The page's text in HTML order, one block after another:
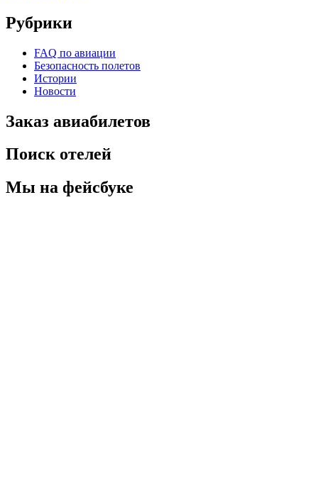
Рубрики
FAQ по авиации
Безопасность полетов
Истории
Новости
Заказ авиабилетов
Поиск отелей
Мы на фейсбуке